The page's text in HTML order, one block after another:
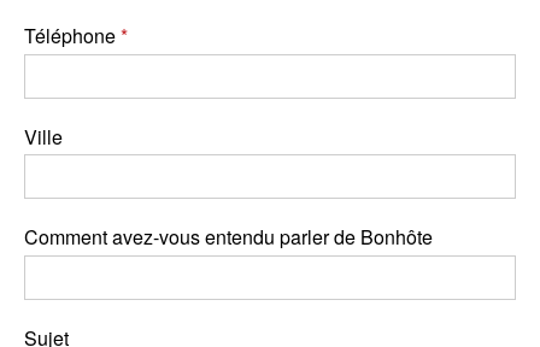
Téléphone
Ville
Comment avez-vous entendu parler de Bonhôte
Sujet